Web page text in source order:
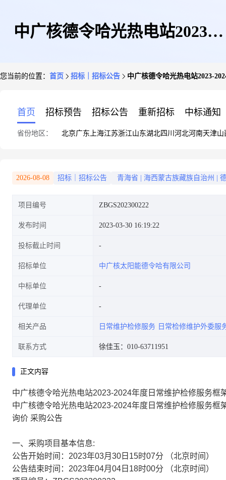
中广核德令哈光热电站2023-
您当前的位置： 首页 招标｜招标公告 中广核德令哈光热电站2023-
首页 招标预告 招标公告 重新招标 中标通知
省份地区： 北京广东 上海江苏浙江山东湖北四川 河北河南天津山
2026-08-08 招标｜招标公告 青海省 海西蒙古族藏族自治州
项目编号 ZBGS202300222
发布时间 2023-03-30 16:19:22
投标截止时间
招标单位 中广核太阳能德令哈有限公司
中标单位
代理单位
相关产品 日常维护检修服务 日常检修维护外委服
联系方式 徐佳玉：010-63711951
正文内容
中广核德令哈光热电站2023-2024年度日常维护检修服务框
中广核德令哈光热电站2023-2024年度日常维护检修服务框
询价 采购公告
一、采购项目基本信息:
公告开始时间：2023年03月30日15时07分 （北京时间）
公告结束时间：2023年04月04日18时00分 （北京时间）